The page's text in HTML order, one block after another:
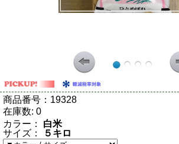
商品番号： 19328
在庫数: 0
カラー：
白米
サイズ：
５キロ